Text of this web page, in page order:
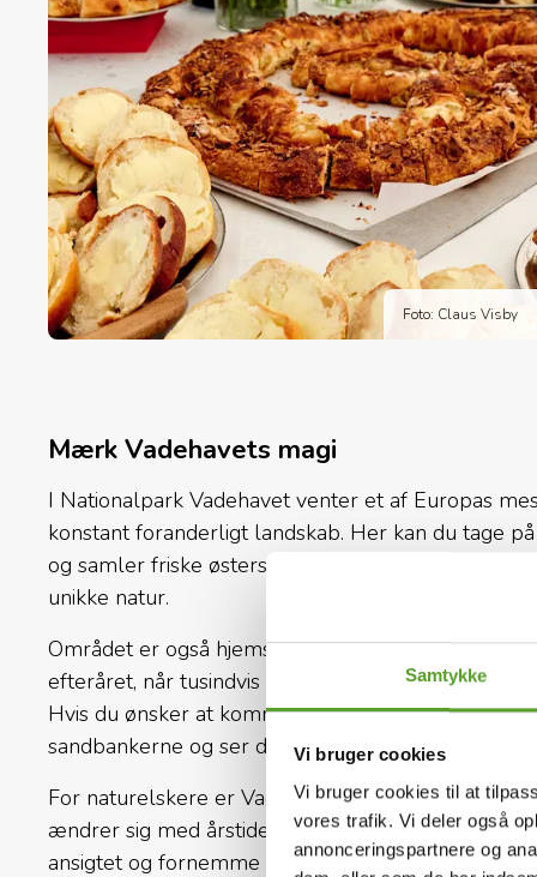
Samtykke
Vi bruger cookies
Vi bruger cookies til at
vores trafik. Vi deler også
annonceringspartnere og
Foto: Claus Visby
Mærk Vadehavets magi
I Nationalpark Vadehavet venter et af Europas
konstant foranderligt landskab. Her kan du tage
og samler friske østers direkte fra havbunden,
unikke natur.
Området er også hjemsted for det spektakulære
efteråret, når tusindvis af stære samles i marsken
Hvis du ønsker at komme helt tæt på dyrelivet,
sandbankerne og ser de nysgerrige sæler sole sig
For naturelskere er Vadehavet en sand
ændrer sig med årstiderne. Det er et sted, hvor
ansigtet og fornemme områdets historiske